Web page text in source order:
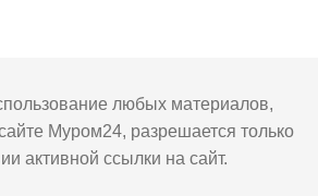
любых материалов,
Муром24, разрешается только
активной ссылки на сайт.